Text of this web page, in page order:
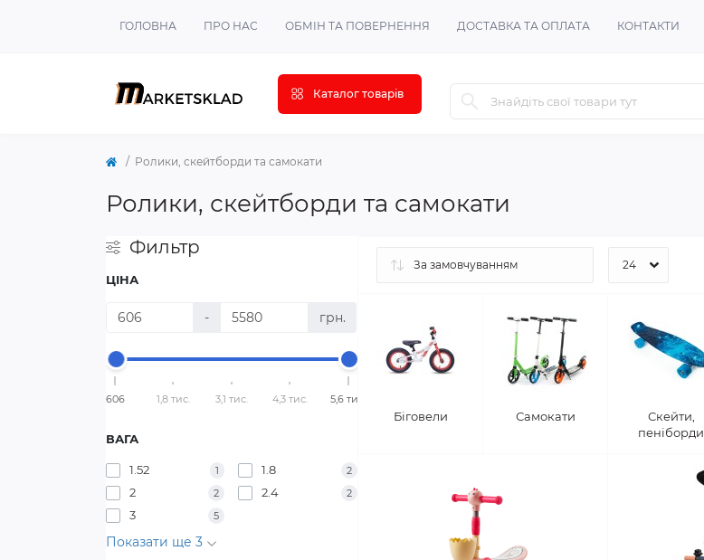
ГОЛОВНА ПРО НАС ОБМІН ТА ПОВЕРНЕННЯ ДОСТАВКА ТА ОПЛАТА КОНТАКТИ
Каталог товарів
Ролики, скейтборди та самокати
Ролики, скейтборди та самокати
Фильтр
ЦІНА
- грн.
606 1,8 тис. 3,1 тис. 4,3 тис. 5,6 тис.
ВАГА
1.52 1 1.8 2
2 2 2.4 2
3 5
Показати ще 3
Біговели Самокати
Скейти,
пеніборди